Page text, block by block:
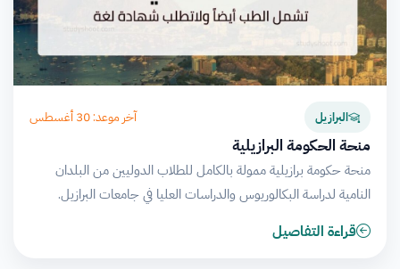
البرازيل آخر موعد: 30 أغسطس
منحة الحكومة البرازيلية
منحة حكومة برازيلية ممولة بالكامل للطلاب الدوليين من البلدان
النامية لدراسة البكالوريوس والدراسات العليا في جامعات البرازيل.
قراءة التفاصيل